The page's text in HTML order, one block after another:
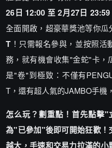
26日 12:00 至 2月27日 23:59
全面開啟，超豪華獎池等你瓜
T ！只需報名參與，並按照
務，就有機會收集"金蛇"卡，
是"卷"到極致：不僅有
T，還有超人氣的JAMBO手機
怎么玩？劃重點！首先點擊
為"已參加"後即可開始狂歡！
越大，手速和交易力拉滿的